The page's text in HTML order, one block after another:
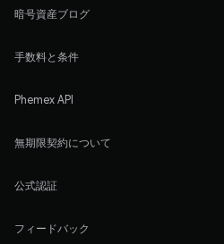
暗号資産ブログ
手数料と条件
Phemex API
無期限契約について
公式認証
フィードバック